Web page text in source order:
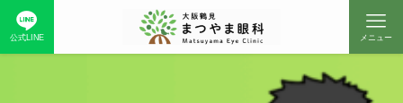
公式LINE メニュー